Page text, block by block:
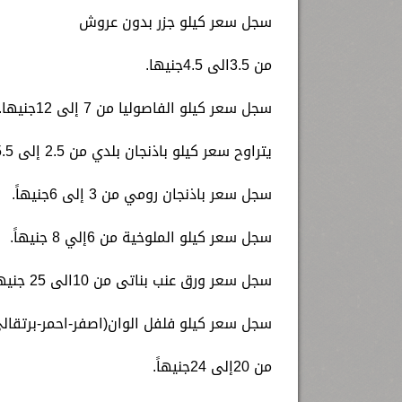
سجل سعر كيلو جزر بدون عروش
من 3.5الى 4.5جنيها.
سجل سعر كيلو الفاصوليا من 7 إلى 12جنيها.
يتراوح سعر كيلو باذنجان بلدي من 2.5 إلى 5.5جنيهًا.
سجل سعر باذنجان رومي من 3 إلى 6جنيهاً.
سجل سعر كيلو الملوخية من 6إلي 8 جنيهاً.
سجل سعر ورق عنب بناتى من 10الى 25 جنيهاً.
سجل سعر كيلو فلفل الوان(اصفر-احمر-
من 20إلى 24جنيهاً.